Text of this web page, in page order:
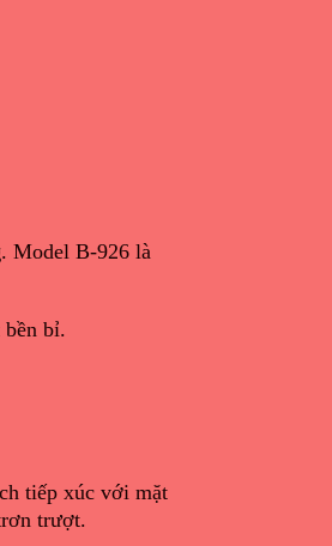
. Model B-926 là
bền bỉ.
tiếp xúc với mặt
trượt.